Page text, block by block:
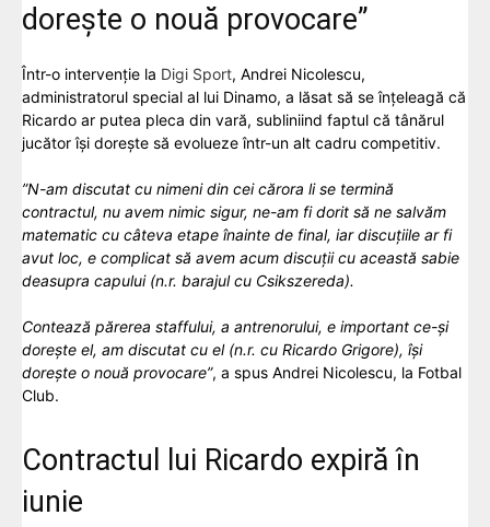
dorește o nouă provocare”
Într-o intervenție la Digi Sport, Andrei Nicolescu,
administratorul special al lui Dinamo, a lăsat să se înțeleagă că
Ricardo ar putea pleca din vară, subliniind faptul că tânărul
jucător își dorește să evolueze într-un alt cadru competitiv.
”N-am discutat cu nimeni din cei cărora li se termină
contractul, nu avem nimic sigur, ne-am fi dorit să ne salvăm
matematic cu câteva etape înainte de final, iar discuțiile ar fi
avut loc, e complicat să avem acum discuții cu această sabie
deasupra capului (n.r. barajul cu Csikszereda).
Contează părerea staffului, a antrenorului, e important ce-și
dorește el, am discutat cu el (n.r. cu Ricardo Grigore), își
dorește o nouă provocare”, a spus Andrei Nicolescu, la Fotbal
Club.
Contractul lui Ricardo expiră în
iunie